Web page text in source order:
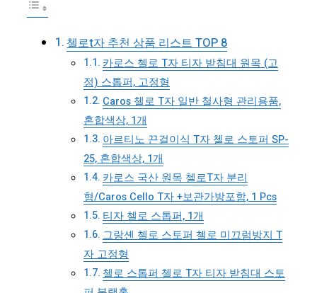
첼로t자 추천 상품 리스트 TOP 8
카로스 첼로 T자 티자 받침대 원목 (고
정) 스톱퍼, 고정형
Caros 첼로 T자 일반 철사형 관리용품,
혼합색상, 1개
아르티노 끈걸이식 T자 첼로 스토퍼 SP-
25, 혼합색상, 1개
카로스 국산 원목 첼로T자 분리
형/Caros Cello T자 +보관가방포함, 1 Pcs
티자 첼로 스톱퍼, 1개
그랑셴 첼로 스토퍼 첼로 미끄럼방지 T
자 고정형
첼로 스톱퍼 첼로 T자 티자 받침대 스토